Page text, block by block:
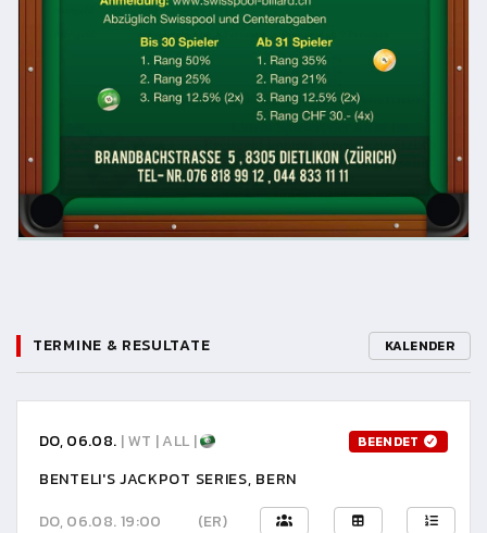
TERMINE & RESULTATE KALENDER
DO, 06.08. | WT | ALL | BEENDET
BENTELI'S JACKPOT SERIES, BERN
DO, 06.08. 19:00
(ER)